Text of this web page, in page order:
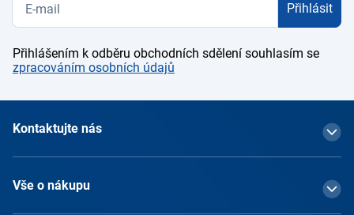
Přihlásit
Přihlášením k odběru obchodních sdělení souhlasím se
zpracováním osobních údajů
Kontaktujte nás
Vše o nákupu